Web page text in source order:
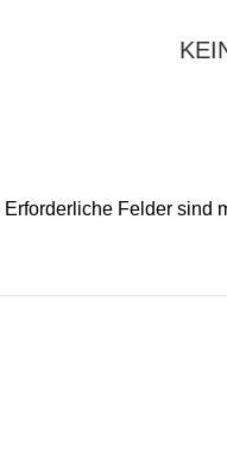
Erforderliche Felder sind